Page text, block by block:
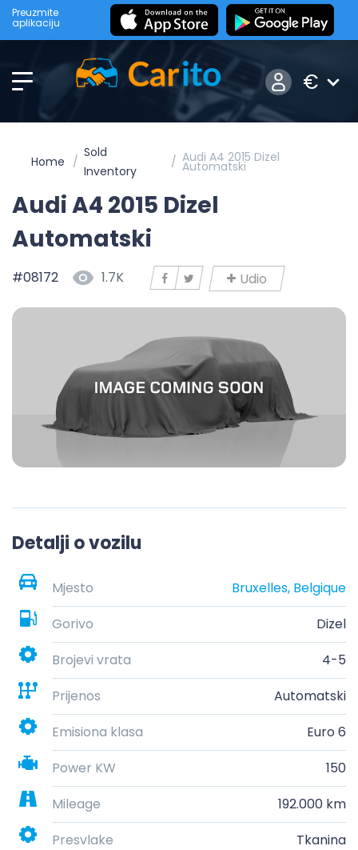
Preuzmite
aplikaciju
€
Home
Sold
Inventory
Audi A4 2015 Dizel
Automatski
Audi A4 2015 Dizel
Automatski
#08172 1.7K Udio
Detalji o vozilu
Mjesto
Bruxelles, Belgique
Gorivo
Dizel
Brojevi vrata
4-5
Prijenos
Automatski
Emisiona klasa
Euro 6
Power KW
150
Mileage
192.000 km
Presvlake
Tkanina